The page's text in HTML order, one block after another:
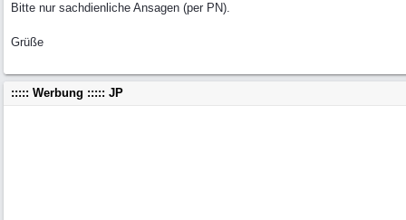
Bitte nur sachdienliche Ansagen (per PN).
Grüße
::::: Werbung ::::: JP